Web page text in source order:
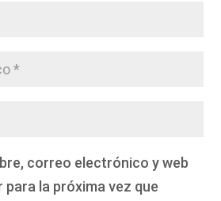
correo electrónico y web
para la próxima vez que